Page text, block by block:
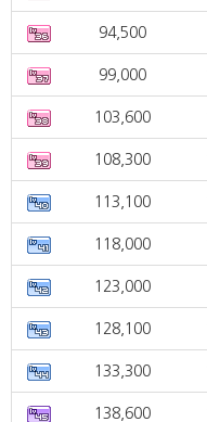
94,500
99,000
103,600
108,300
113,100
118,000
123,000
128,100
133,300
138,600